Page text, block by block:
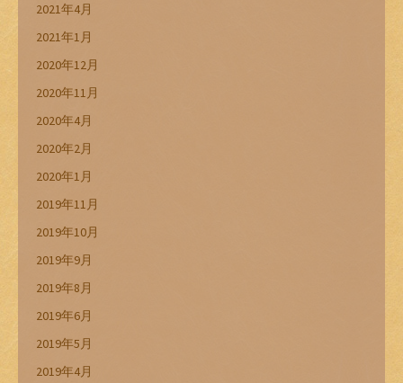
2021年4月
2021年1月
2020年12月
2020年11月
2020年4月
2020年2月
2020年1月
2019年11月
2019年10月
2019年9月
2019年8月
2019年6月
2019年5月
2019年4月